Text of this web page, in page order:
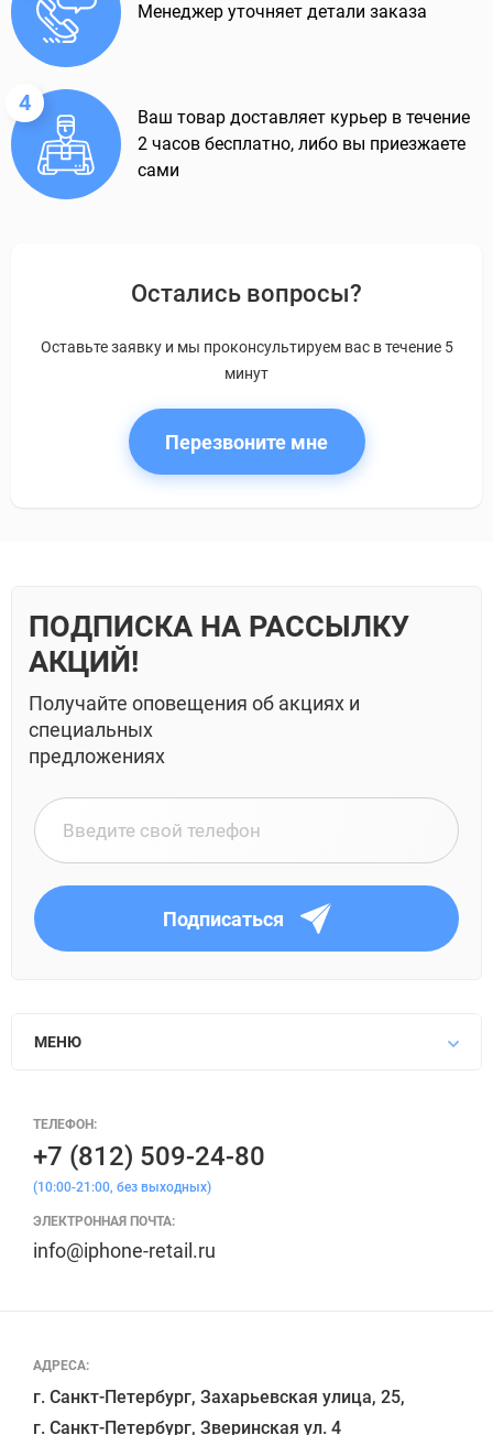
Менеджер уточняет детали заказа
4
Ваш товар доставляет курьер в течение
2 часов бесплатно, либо вы приезжаете
сами
Остались вопросы?
Оставьте заявку и мы проконсультируем вас в течение 5
минут
Перезвоните мне
ПОДПИСКА НА РАССЫЛКУ
АКЦИЙ!
Получайте оповещения об акциях и
специальных
предложениях
Подписаться
МЕНЮ
АДРЕСА:
г. Санкт-Петербург, Захарьевская улица, 25,
г. Санкт-Петербург, Зверинская ул. 4
ТЕЛЕФОН:
+7 (812) 509-24-80
(10:00-21:00, без выходных)
ЭЛЕКТРОННАЯ ПОЧТА:
info@iphone-retail.ru